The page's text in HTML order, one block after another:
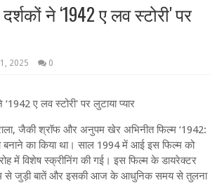
ने ‘1942 ए लव स्टोरी' पर
2025 0
ए लव स्टोरी' पर लुटाया प्यार
जैकी श्रॉफ और अनुपम खेर अभिनीत फिल्म ‘1942:
बनाने का किया था। साल 1994 में आई इस फिल्म को
में विशेष स्क्रीनिंग की गई। इस फिल्म के डायरेक्टर
से जुड़ी बातें और इसकी आज के आधुनिक समय से तुलना